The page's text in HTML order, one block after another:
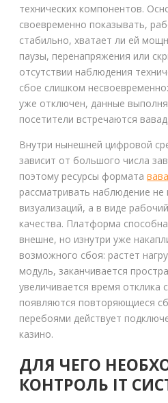
технических компонентов.
своевременно показывать,
стабильно, хватает ли ей
паузы, перенапряжения или
отсутствии наблюдения
сбое слишком
уже отключен, данные
посетители встречаются
Внутри нынешней цифровой
зависит от большого числа
поэтому ресурсы формата
рассматривать наблюдение не
визуализаций, а в виде
качества. Платформа
внешне, но изнутри уже
возможного сбоя: растет
модуль, заканчивается
увеличивается время отклика
появляются повторяющиеся
перебоями действует
казино.
ДЛЯ ЧЕГО
КОНТРОЛЬ IT